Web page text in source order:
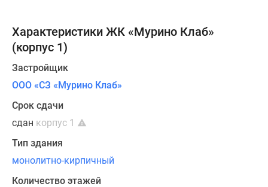
трешек
81кв.м.
в
корпусе
размещаются
квартир.
Отделка
не
предусматривается,
Характеристики ЖК «Мурино Клаб»
(корпус 1)
Застройщик
ООО «СЗ «Мурино Клаб»
Срок сдачи
сдан корпус 1
Тип здания
монолитно-кирпичный
Количество этажей